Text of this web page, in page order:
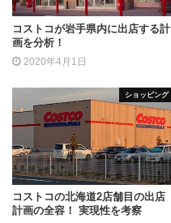
コストコが岩手県内に出店する計
画を分析！
2020年4月1日
ショッピング
コストコの北海道2店舗目の出店
計画の全容！ 実現性を考察